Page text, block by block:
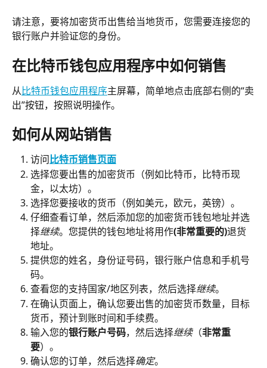
请注意，要将加密货币出售给当地货币，您需要连接您的
银行账户并验证您的身份。
在比特币钱包应用程序中如何销售
从比特币钱包应用程序主屏幕，简单地点击底部右侧的“卖
出”按钮，按照说明操作。
如何从网站销售
访问比特币销售页面
选择您要出售的加密货币（例如比特币，比特币现
金，以太坊）。
选择您要接收的货币（例如美元，欧元，英镑）。
仔细查看订单，然后添加您的加密货币钱包地址并选
择继续。您提供的钱包地址将用作(非常重要的)退货
地址。
提供您的姓名，身份证号码，银行账户信息和手机号
码。
查看您的支持国家/地区列表，然后选择继续。
在确认页面上，确认您要出售的加密货币数量，目标
货币，预计到账时间和手续费。
输入您的银行账户号码，然后选择继续（非常重
要）。
确认您的订单，然后选择确定。